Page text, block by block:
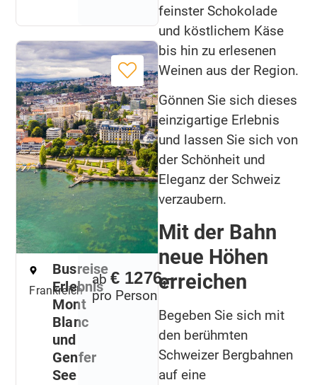
Frankreich
Busreise
Erlebnis
Mont
Blanc
und
Genfer
See
ab € 1276,-
pro Person
feinster Schokolade
und köstlichem Käse
bis hin zu erlesenen
Weinen aus der Region.
Gönnen Sie sich dieses
einzigartige Erlebnis
und lassen Sie sich von
der Schönheit und
Eleganz der Schweiz
verzaubern.
Mit der Bahn
neue Höhen
erreichen
Begeben Sie sich mit
den berühmten
Schweizer Bergbahnen
auf eine